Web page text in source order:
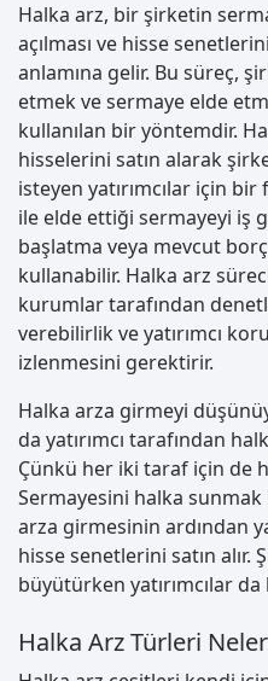
Halka arz, bir şirketin
açılması ve hisse
anlamına gelir. Bu süreç,
etmek ve sermaye elde
kullanılan bir yöntemdir.
hisselerini satın alarak
isteyen yatırımcılar için
ile elde ettiği sermayeyi iş
başlatma veya mevcut
kullanabilir. Halka arz
kurumlar tarafından
verebilirlik ve yatırımcı
izlenmesini gerektirir.
Halka arza girmeyi
da yatırımcı tarafından
Çünkü her iki taraf için de
Sermayesini halka
arza girmesinin ardından
hisse senetlerini satın
büyütürken yatırımcılar
Halka Arz Türleri